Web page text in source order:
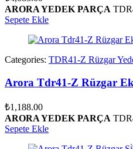
ARORA YEDEK PARÇA
Sepete Ekle
Categories: TDR41-Z Rüzgar
Arora Tdr41-Z Rüzgar
₺1,188.00
ARORA YEDEK PARÇA
Sepete Ekle